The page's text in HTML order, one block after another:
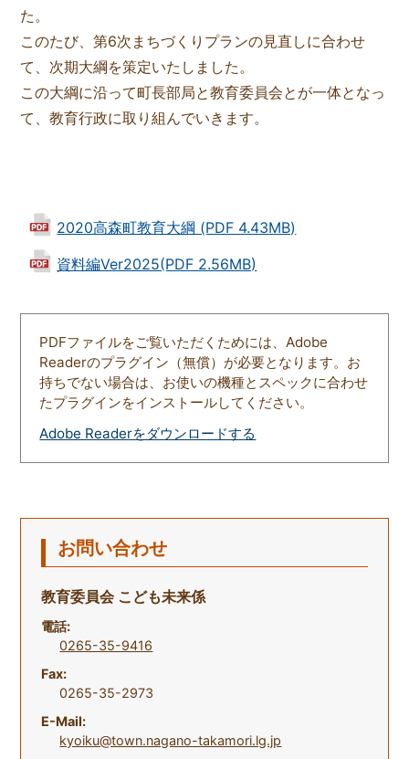
た。
このたび、第6次まちづくりプランの見直しに合わせ
て、次期大綱を策定いたしました。
この大綱に沿って町長部局と教育委員会とが一体となっ
て、教育行政に取り組んでいきます。
2020高森町教育大綱 (PDF 4.43MB)
資料編Ver2025(PDF 2.56MB)
PDFファイルをご覧いただくためには、Adobe
Readerのプラグイン（無償）が必要となります。お
持ちでない場合は、お使いの機種とスペックに合わせ
たプラグインをインストールしてください。
Adobe Readerをダウンロードする
お問い合わせ
教育委員会 こども未来係
電話:
0265-35-9416
Fax:
0265-35-2973
E-Mail:
kyoiku@town.nagano-takamori.lg.jp